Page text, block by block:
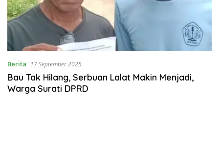
Berita 17 September 2025
Bau Tak Hilang, Serbuan Lalat Makin Menjadi,
Warga Surati DPRD